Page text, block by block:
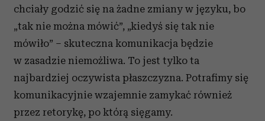
chciały godzić się na żadne zmiany w języku, bo
„tak nie można mówić”, „kiedyś się tak nie
mówiło” – skuteczna komunikacja będzie
w zasadzie niemożliwa. To jest tylko ta
najbardziej oczywista płaszczyzna. Potrafimy się
komunikacyjnie wzajemnie zamykać również
przez retorykę, po którą sięgamy.